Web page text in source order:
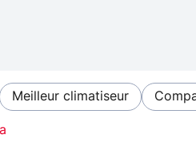
Meilleur climatiseur